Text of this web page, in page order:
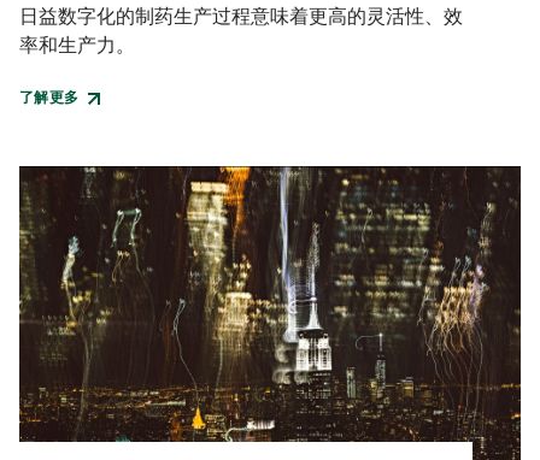
日益数字化的制药生产过程意味着更高的灵活性、效
率和生产力。
了解更多